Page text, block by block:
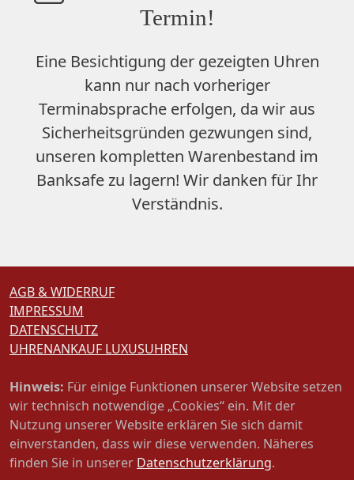
Termin!
Eine Besichtigung der gezeigten Uhren
kann nur nach vorheriger
Terminabsprache erfolgen, da wir aus
Sicherheitsgründen gezwungen sind,
unseren kompletten Warenbestand im
Banksafe zu lagern! Wir danken für Ihr
Verständnis.
AGB & WIDERRUF
IMPRESSUM
DATENSCHUTZ
UHRENANKAUF LUXUSUHREN
Hinweis: Für einige Funktionen unserer Website setzen
wir technisch notwendige „Cookies“ ein. Mit der
Nutzung unserer Website erklären Sie sich damit
einverstanden, dass wir diese verwenden. Näheres
finden Sie in unserer Datenschutzerklärung.